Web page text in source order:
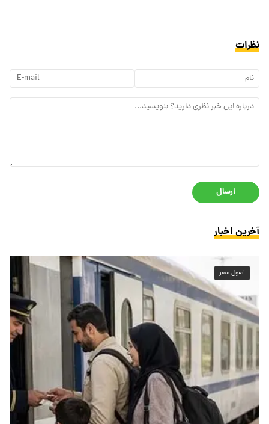
نظرات
ارسال
آخرین اخبار
اصول سفر